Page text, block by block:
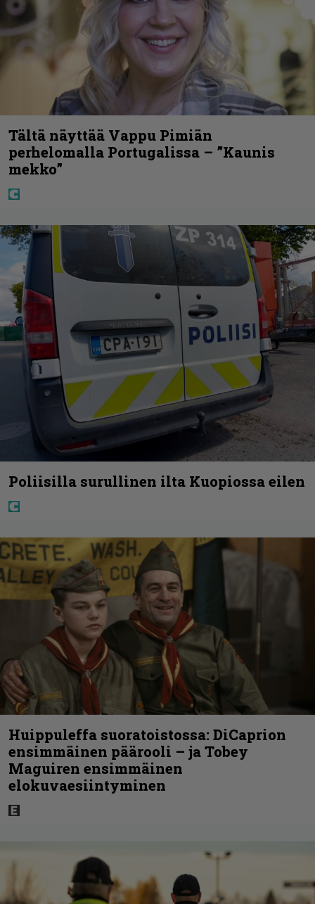
Tältä näyttää Vappu Pimiän
perhelomalla Portugalissa – ”Kaunis
mekko”
Poliisilla surullinen ilta Kuopiossa eilen
Huippuleffa suoratoistossa: DiCaprion
ensimmäinen päärooli – ja Tobey
Maguiren ensimmäinen
elokuvaesiintyminen